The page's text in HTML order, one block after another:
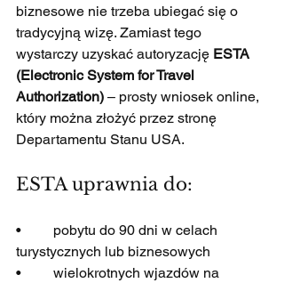
biznesowe nie trzeba ubiegać się o
tradycyjną wizę. Zamiast tego
wystarczy uzyskać autoryzację ESTA
(Electronic System for Travel
Authorization) – prosty wniosek online,
który można złożyć przez stronę
Departamentu Stanu USA.
ESTA uprawnia do:
•         pobytu do 90 dni w celach
turystycznych lub biznesowych
•         wielokrotnych wjazdów na